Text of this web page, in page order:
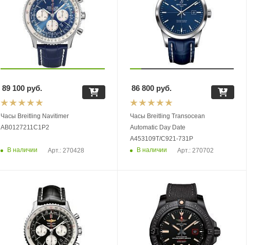
Часы Breitling Navitimer
AB0127211C1P2
В наличии Арт.: 270428
89 100 руб.
Часы Breitling Transocean
Automatic Day Date
A453109T/C921-731P
В наличии
Арт.: 270702
86 800руб.